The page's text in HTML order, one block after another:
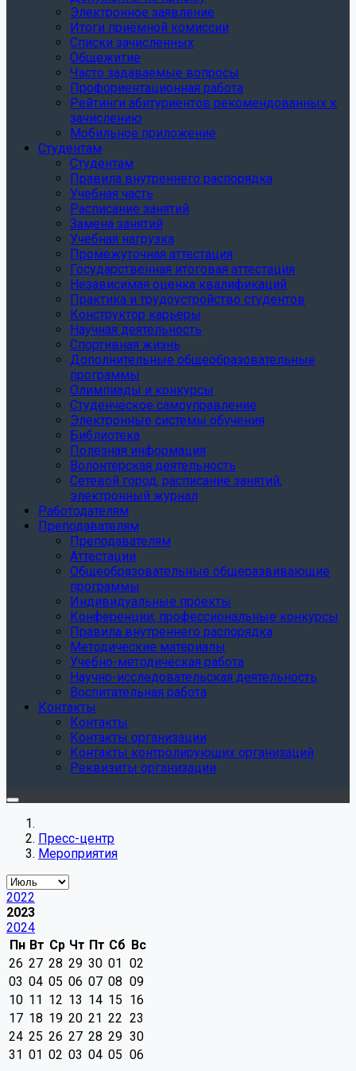
Электронное заявление
Итоги приёмной комиссии
Списки зачисленных
Общежитие
Часто задаваемые вопросы
Профориентационная работа
Рейтинги абитуриентов рекомендованных к
зачислению
Мобильное приложение
Студентам
Студентам
Правила внутреннего распорядка
Учебная часть
Расписание занятий
Замена занятий
Учебная нагрузка
Промежуточная аттестация
Государственная итоговая аттестация
Независимая оценка квалификаций
Практика и трудоустройство студентов
Конструктор карьеры
Научная деятельность
Спортивная жизнь
Дополнительные общеобразовательные
программы
Олимпиады и конкурсы
Студенческое самоуправление
Электронные системы обучения
Библиотека
Полезная информация
Волонтерская деятельность
Сетевой город, расписание занятий,
электронный журнал
Работодателям
Преподавателям
Преподавателям
Аттестации
Общеобразовательные общеразвивающие
программы
Индивидуальные проекты
Конференции, профессиональные конкурсы
Правила внутреннего распорядка
Методические материалы
Учебно-методическая работа
Научно-исследовательская деятельность
Воспитательная работа
Контакты
Контакты
Контакты организации
Контакты контролирующих организаций
Реквизиты организации
Пресс-центр
Мероприятия
2022
2023
2024
Пн Вт Ср Чт Пт Сб Вс
26 27 28 29 30 01 02
03 04 05 06 07 08 09
10 11 12 13 14 15 16
17 18 19 20 21 22 23
24 25 26 27 28 29 30
31 01 02 03 04 05 06